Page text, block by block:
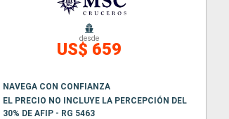
desde
US$ 659
NAVEGA CON CONFIANZA
EL PRECIO NO INCLUYE LA PERCEPCIÓN DEL
30% DE AFIP - RG 5463